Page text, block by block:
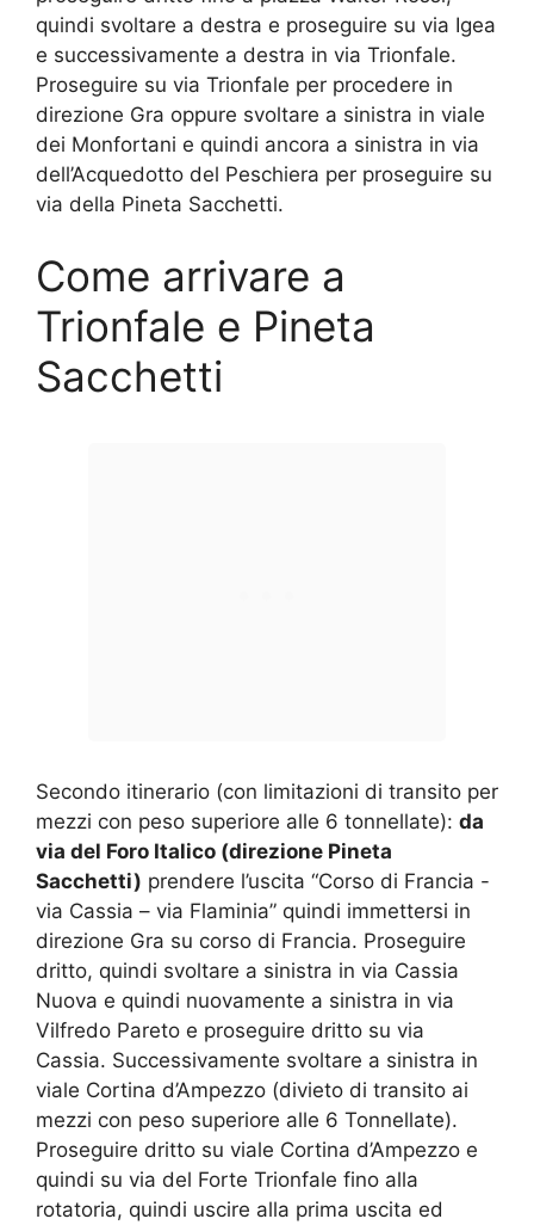
quindi svoltare a destra e proseguire su via Igea
e successivamente a destra in via Trionfale.
Proseguire su via Trionfale per procedere in
direzione Gra oppure svoltare a sinistra in viale
dei Monfortani e quindi ancora a sinistra in via
dell’Acquedotto del Peschiera per proseguire su
via della Pineta Sacchetti.
Come arrivare a
Trionfale e Pineta
Sacchetti
Secondo itinerario (con limitazioni di transito per
mezzi con peso superiore alle 6 tonnellate): da
via del Foro Italico (direzione Pineta
Sacchetti) prendere l’uscita “Corso di Francia -
via Cassia – via Flaminia” quindi immettersi in
direzione Gra su corso di Francia. Proseguire
dritto, quindi svoltare a sinistra in via Cassia
Nuova e quindi nuovamente a sinistra in via
Vilfredo Pareto e proseguire dritto su via
Cassia. Successivamente svoltare a sinistra in
viale Cortina d’Ampezzo (divieto di transito ai
mezzi con peso superiore alle 6 Tonnellate).
Proseguire dritto su viale Cortina d’Ampezzo e
quindi su via del Forte Trionfale fino alla
rotatoria, quindi uscire alla prima uscita ed